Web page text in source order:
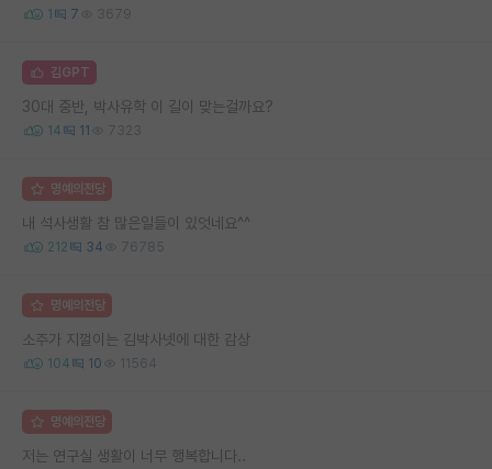
1 7 3679
김GPT
30대 중반, 박사유학 이 길이 맞는걸까요?
14 11 7323
명예의전당
내 석사생활 참 많은일들이 있엇네요^^
212 34 76785
명예의전당
소주가 지껄이는 김박사넷에 대한 감상
104 10 11564
명예의전당
저는 연구실 생활이 너무 행복합니다..